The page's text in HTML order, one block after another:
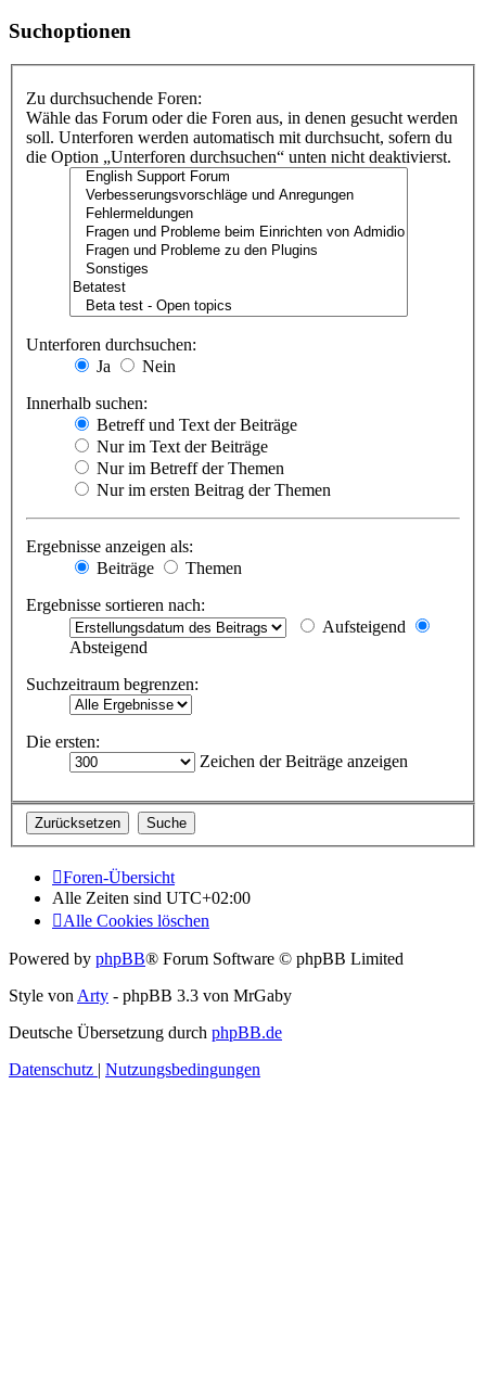
Suchoptionen
Zu durchsuchende Foren:
Wähle das Forum oder die Foren aus, in denen gesucht werden
soll. Unterforen werden automatisch mit durchsucht, sofern du
die Option „Unterforen durchsuchen“ unten nicht deaktivierst.
Unterforen durchsuchen:
Ja
Nein
Innerhalb suchen:
Betreff und Text der Beiträge
Nur im Text der Beiträge
Nur im Betreff der Themen
Nur im ersten Beitrag der Themen
Ergebnisse anzeigen als:
Beiträge
Themen
Ergebnisse sortieren nach:
Aufsteigend
Absteigend
Suchzeitraum begrenzen:
Die ersten:
Zeichen der Beiträge anzeigen
Foren-Übersicht
Alle Zeiten sind UTC+02:00
Alle Cookies löschen
Powered by phpBB® Forum Software © phpBB Limited
Style von Arty - phpBB 3.3 von MrGaby
Deutsche Übersetzung durch phpBB.de
Datenschutz | Nutzungsbedingungen